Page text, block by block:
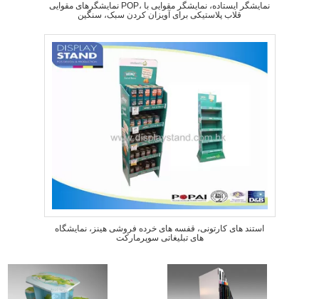
نمایشگرهای مقوایی POP، نمایشگر ایستاده، نمایشگر مقوایی با
قلاب پلاستیکی برای آویزان کردن سبک، سنگین
استند های کارتونی، قفسه های خرده فروشی هینز، نمایشگاه
های تبلیغاتی سوپرمارکت